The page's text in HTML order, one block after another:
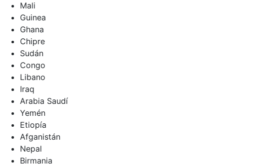
Mali
Guinea
Ghana
Chipre
Sudán
Congo
Libano
Iraq
Arabia Saudí
Yemén
Etiopía
Afganistán
Nepal
Birmania